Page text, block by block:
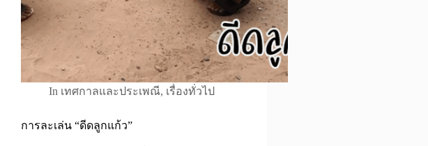
In เทศกาลและประเพณี, เรื่องทั่วไป
การละเล่น “ดีดลูกแก้ว”